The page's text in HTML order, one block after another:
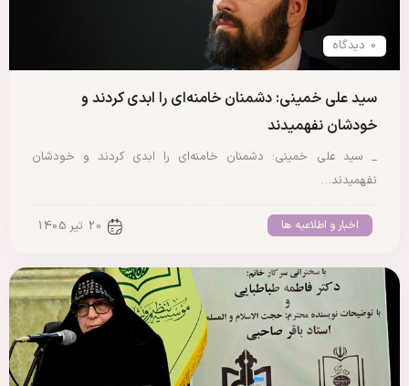
0 دیدگاه
سید علی خمینی: دشمنان خامنه‌ای را ابدی کردند و
خودشان نفهمیدند
_ سید علی خمینی: دشمنان خامنه‌ای را ابدی کردند و خودشان
نفهمیدند…
اخبار و اطلاعیه ها 20 تیر 1405